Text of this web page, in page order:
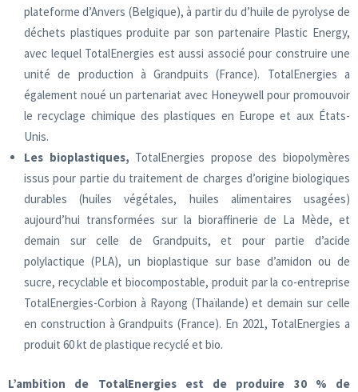
plateforme d’Anvers (Belgique), à partir du d’huile de pyrolyse de
déchets plastiques produite par son partenaire Plastic Energy,
avec lequel TotalEnergies est aussi associé pour construire une
unité de production à Grandpuits (France). TotalEnergies a
également noué un partenariat avec Honeywell pour promouvoir
le recyclage chimique des plastiques en Europe et aux États-
Unis.
Les bioplastiques, TotalEnergies propose des biopolymères
issus pour partie du traitement de charges d’origine biologiques
durables (huiles végétales, huiles alimentaires usagées)
aujourd’hui transformées sur la bioraffinerie de La Mède, et
demain sur celle de Grandpuits, et pour partie d’acide
polylactique (PLA), un bioplastique sur base d’amidon ou de
sucre, recyclable et biocompostable, produit par la co-entreprise
TotalEnergies-Corbion à Rayong (Thaïlande) et demain sur celle
en construction à Grandpuits (France). En 2021, TotalEnergies a
produit 60 kt de plastique recyclé et bio.
L’ambition de TotalEnergies est de produire 30 % de